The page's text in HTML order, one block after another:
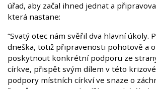
úřad, aby začal ihned jednat a
která nastane:
“Svatý otec nám svěřil dva hlavní úkoly.
dneška, totiž připravenosti pohotově a
poskytnout konkrétní podporu ze
církve, přispět svým dílem v této
podpory místních církví ve snaze o